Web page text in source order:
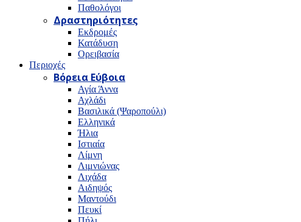
Παθολόγοι
Δραστηριότητες
Εκδρομές
Κατάδυση
Ορειβασία
Περιοχές
Βόρεια Εύβοια
Αγία Άννα
Αχλάδι
Βασιλικά (Ψαροπούλι)
Ελληνικά
Ήλια
Ιστιαία
Λίμνη
Λιμνιώνας
Λιχάδα
Αιδηψός
Μαντούδι
Πευκί